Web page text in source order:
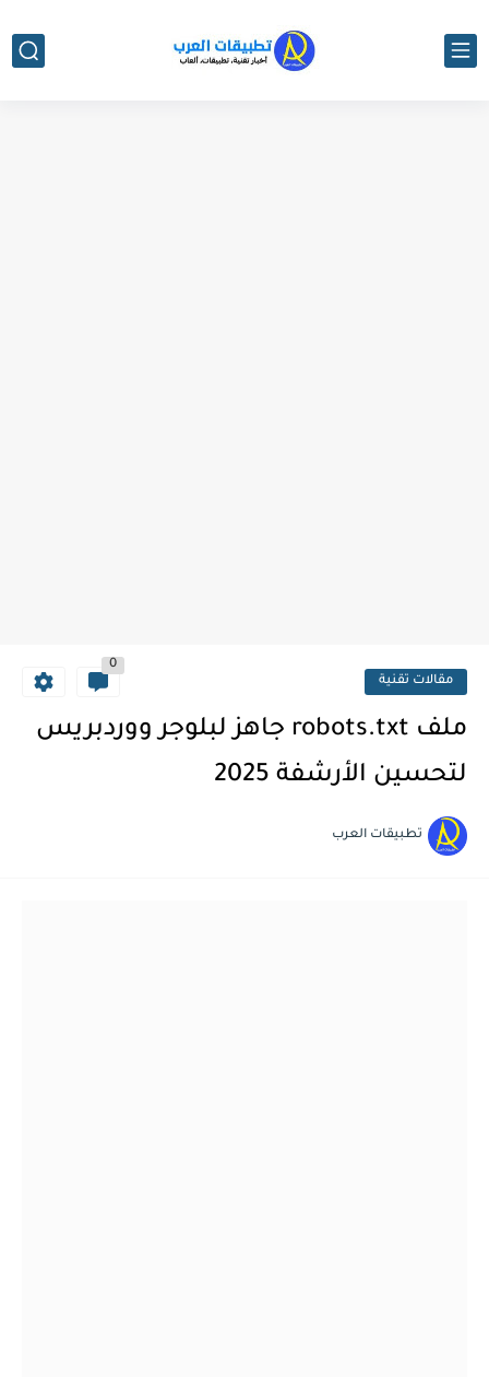
مقالات تقنية
0
ملف robots.txt جاهز لبلوجر ووردبريس
لتحسين الأرشفة 2025
تطبيقات العرب